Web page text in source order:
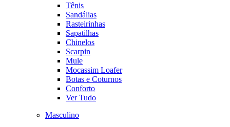
Tênis
Sandálias
Rasteirinhas
Sapatilhas
Chinelos
Scarpin
Mule
Mocassim Loafer
Botas e Coturnos
Conforto
Ver Tudo
Masculino